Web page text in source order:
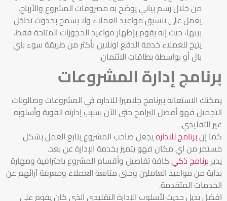
من خلال رسم بياني يوضح به مصروفات المشروع والأرباح.
يعمل على تنسيق مواعيد العملاء ولا يسمح بحدوث تداخل
بينها، حيث إنه يقوم بإظهار مواعيد الحجوزات المتاحة فقط.
يتيح للعملاء خدمة الدفع اونلاين بأكثر من طريقة سوء باي
بال أو بواسطة بطاقات الائتمان.
برنامج إدارة المشروعات
يمكنك الاستعانة ببرنامججلاميرا للادارهفي المشروعات وصالونات
التجميل فهو أفضل البرامج حتى الآن بسبب إدارته القوية وأسلوبه
غير التقليدي.
كما إنبرنامج للادارهيجعل صاحب المشروع يتابع العمل بشكل
مستمر من اي مكان فهو يتميز بخدمة الإدارة عن بعد.
يدير برنامج ذكيكافة تفاصيل وأقسام المشروع باحترافية ومهارة
بداية من مواعيد العاملين وحتى متابعة العملاء ومعرفة آرائهم عن
الخدمات المتقدمة.
افضل بديل حديث لأسلوب الإدارة التقليدي الذي كان يقوم على